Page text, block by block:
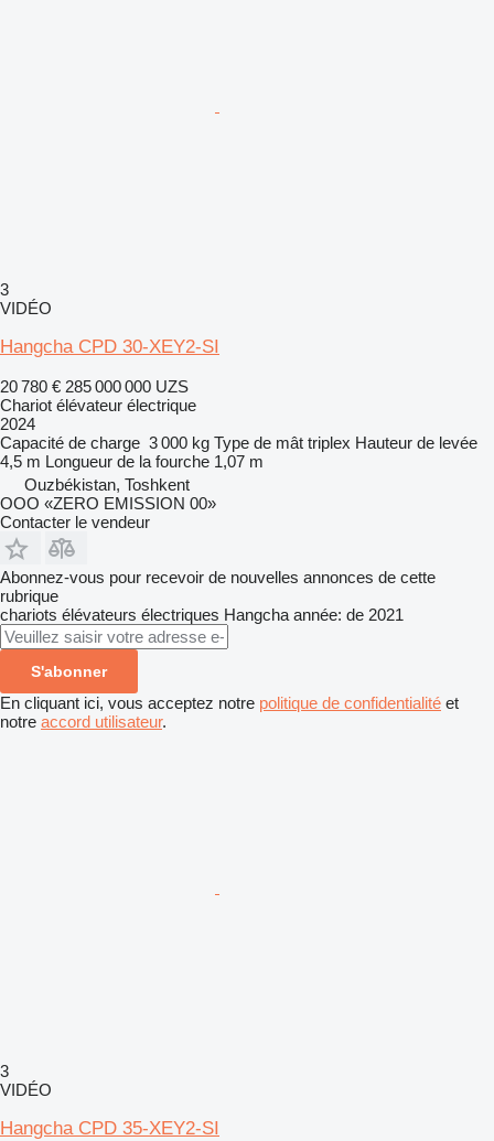
3
VIDÉO
Hangcha CPD 30-XEY2-SI
20 780 € 285 000 000 UZS
Chariot élévateur électrique
2024
Capacité de charge 3 000 kg Type de mât triplex Hauteur de levée
4,5 m Longueur de la fourche 1,07 m
Ouzbékistan, Toshkent
OOO «ZERO EMISSION 00»
Contacter le vendeur
Abonnez-vous pour recevoir de nouvelles annonces de cette
rubrique
chariots élévateurs électriques Hangcha année: de 2021
S'abonner
En cliquant ici, vous acceptez notre politique de confidentialité et
notre accord utilisateur.
3
VIDÉO
Hangcha CPD 35-XEY2-SI